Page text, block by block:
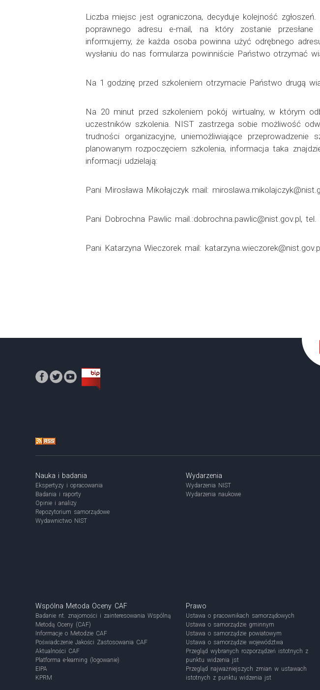
Liczba miejsc jest ograniczona, decyduje kolejność
poprawnego adresu e-mail, na który zostanie
informujemy, że każda osoba powinna użyć odrębnego
wysłaniu do nas formularza powinniście Państwo otrzymać
Na 1 godzinę przed szkoleniem otrzymacie Państwo drugą
Na 20 minut przed szkoleniem pokój wirtualny, w którym
uczestników szkolenia. NIST zastrzega sobie możliwość
trudności organizacyjne, uniemożliwiające
planowanym rozpoczęciem szkolenia, informacja taka
informacji udzielają:
Pani Mirosława Mikołajczyk mail:
Pani Dobrochna Pawlic mail.:dobrochna.pawlic@nist.gov.pl,
Pani Katarzyna Wieczorek mail:
Nauka i badania
Ekspertyzy i opracowania
Badania i raporty
Opinie i analizy
Repozytorium samorządowe
Wydawnictwo NIST
Wydarzenia
Wydarzenia NIST
Wydarzenia naukowe
Wspólna Metoda Oceny CAF
Badanie nt. znajomości i zainteresowania Wspólną
Metodą Oceny (CAF)
Informacje o Metodzie CAF
Poświadczenie Jakości Zastosowania CAF
Aktualności CAF
Platforma e-learning (logowanie)
EIPA
KPRM
Prawo
Ustawa o pracownikach samorządowych
Ustawa o samorządzie gminnym
Ustawa o samorządzie powiatowym
Ustawa o samorządzie województwa
Przegląd wybranych rozporządzeń istotnych z
punktu widzenia jst
Przegląd najważniejszych zmian w ustawach
istotnych z punktu widzenia jst